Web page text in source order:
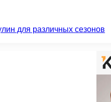
для различных сезонов